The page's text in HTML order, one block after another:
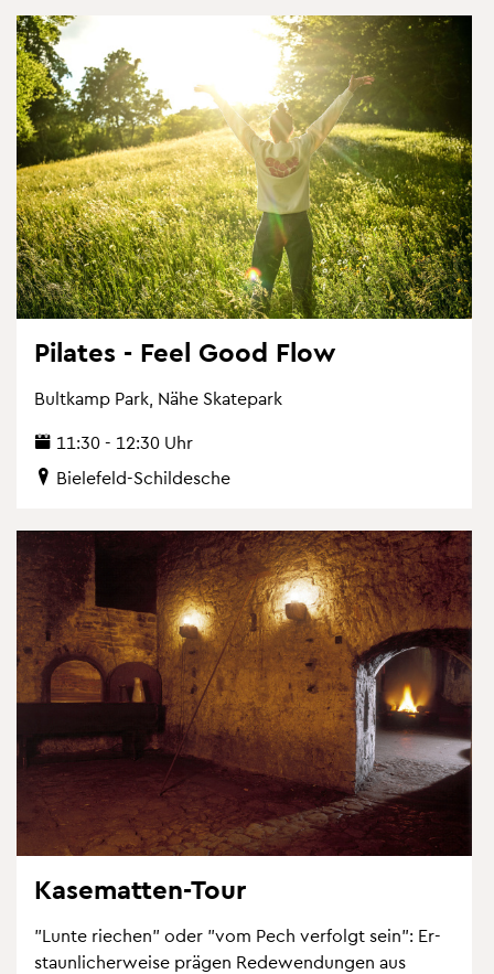
Pi­la­tes - Feel Good Flow
Bult­kamp Park, Nähe Skate­park
11:30 - 12:30 Uhr
Bie­le­feld-Schil­desche
Ka­se­mat­ten-Tour
"Lunte rie­chen" oder "vom Pech ver­folgt sein": Er­
staun­li­cher­wei­se prä­gen Re­de­wen­dun­gen aus